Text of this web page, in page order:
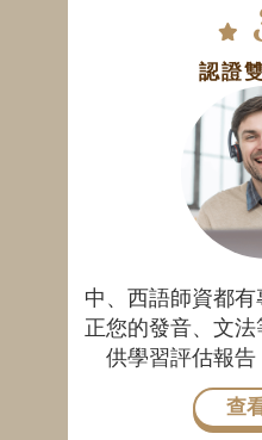
認證
中、西語師資都
正您的發音、文
供學習評估報告
查